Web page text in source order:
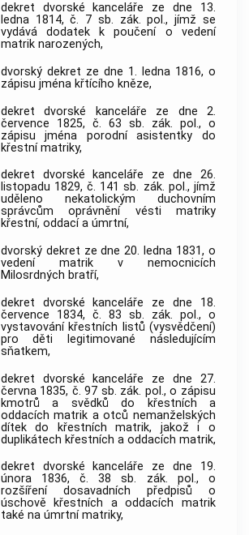
dekret dvorské kanceláře ze dne 13.
ledna 1814, č. 7 sb. zák. pol., jímž se
vydává dodatek k poučení o vedení
matrik narozených,
dvorský dekret ze dne 1. ledna 1816, o
zápisu jména křtícího kněze,
dekret dvorské kanceláře ze dne 2.
července 1825, č. 63 sb. zák. pol., o
zápisu jména porodní asistentky do
křestní matriky,
dekret dvorské kanceláře ze dne 26.
listopadu 1829, č. 141 sb. zák. pol., jímž
uděleno nekatolickým duchovním
správcům oprávnění vésti matriky
křestní, oddací a úmrtní,
dvorský dekret ze dne 20. ledna 1831, o
vedení matrik v nemocnicích
Milosrdných bratří,
dekret dvorské kanceláře ze dne 18.
července 1834, č. 83 sb. zák. pol., o
vystavování křestních listů (vysvědčení)
pro děti legitimované následujícím
sňatkem,
dekret dvorské kanceláře ze dne 27.
června 1835, č. 97 sb. zák. pol., o zápisu
kmotrů a svědků do křestních a
oddacích matrik a otců nemanželských
dítek do křestních matrik, jakož i o
duplikátech křestních a oddacích matrik,
dekret dvorské kanceláře ze dne 19.
února 1836, č. 38 sb. zák. pol., o
rozšíření dosavadních předpisů o
úschově křestních a oddacích matrik
také na úmrtní matriky,